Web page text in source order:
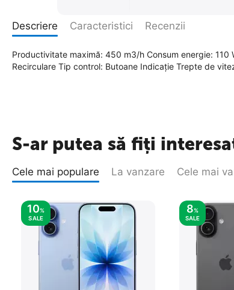
Descriere Caracteristici Recenzii
Productivitate maximă: 450 m3/h Consum energie:
Recirculare Tip control: Butoane Indicaţie Trepte de
S-ar putea să fiți
Cele mai populare La vanzare Cele mai
10%
SALE
8%
SALE